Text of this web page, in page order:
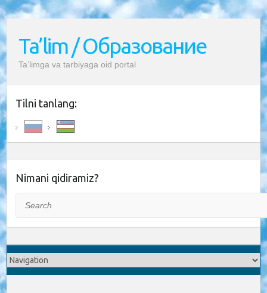
Ta’lim / Образование
Ta’limga va tarbiyaga oid portal
Tilni tanlang:
Nimani qidiramiz?